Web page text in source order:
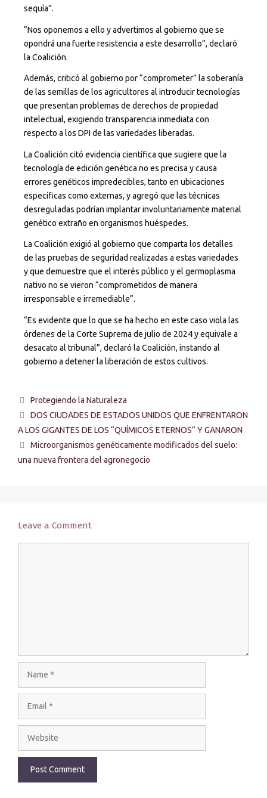
sequía”.
“Nos oponemos a ello y advertimos al gobierno que se
opondrá una fuerte resistencia a este desarrollo”, declaró
la Coalición.
Además, criticó al gobierno por “comprometer” la soberanía
de las semillas de los agricultores al introducir tecnologías
que presentan problemas de derechos de propiedad
intelectual, exigiendo transparencia inmediata con
respecto a los DPI de las variedades liberadas.
La Coalición citó evidencia científica que sugiere que la
tecnología de edición genética no es precisa y causa
errores genéticos impredecibles, tanto en ubicaciones
específicas como externas, y agregó que las técnicas
desreguladas podrían implantar involuntariamente material
genético extraño en organismos huéspedes.
La Coalición exigió al gobierno que comparta los detalles
de las pruebas de seguridad realizadas a estas variedades
y que demuestre que el interés público y el germoplasma
nativo no se vieron “comprometidos de manera
irresponsable e irremediable”.
“Es evidente que lo que se ha hecho en este caso viola las
órdenes de la Corte Suprema de julio de 2024 y equivale a
desacato al tribunal”, declaró la Coalición, instando al
gobierno a detener la liberación de estos cultivos.
Protegiendo la Naturaleza
DOS CIUDADES DE ESTADOS UNIDOS QUE ENFRENTARON
A LOS GIGANTES DE LOS “QUÍMICOS ETERNOS” Y GANARON
Microorganismos genéticamente modificados del suelo:
una nueva frontera del agronegocio
Leave a Comment